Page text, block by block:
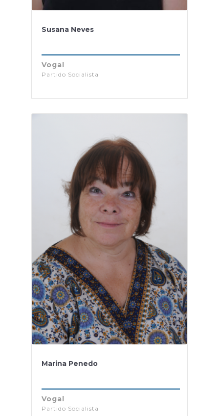
Susana Neves
Vogal
Partido Socialista
Marina Penedo
Vogal
Partido Socialista